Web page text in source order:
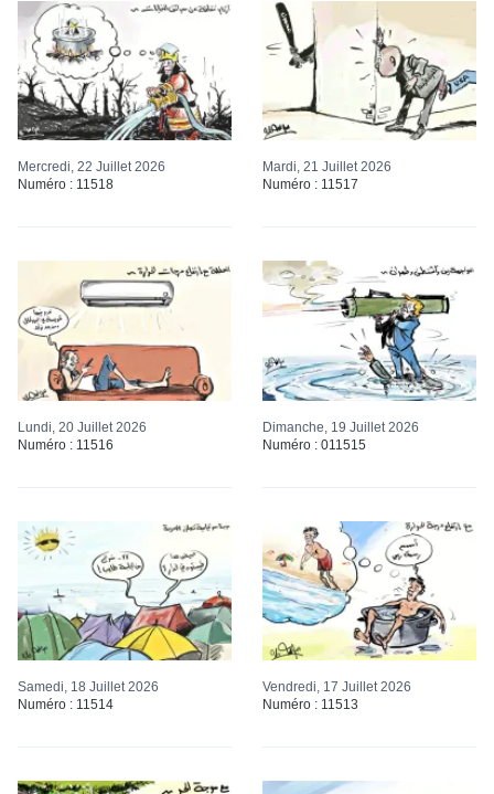
Mercredi, 22 Juillet 2026
Numéro : 11518
Mardi, 21 Juillet 2026
Numéro : 11517
Lundi, 20 Juillet 2026
Numéro : 11516
Dimanche, 19 Juillet 2026
Numéro : 011515
Samedi, 18 Juillet 2026
Numéro : 11514
Vendredi, 17 Juillet 2026
Numéro : 11513